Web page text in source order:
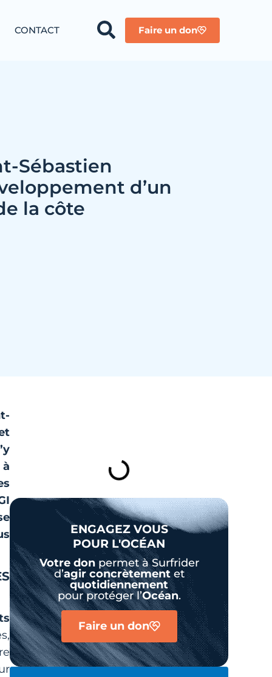
CONTACT Faire un don
Sébastien
d’un
la côte
ENGAGEZ VOUS
POUR L'OCÉAN
Votre donpermet à Surfrider
d’agir concrètementet
quotidiennement
pour protéger l’Océan.
Faire un don